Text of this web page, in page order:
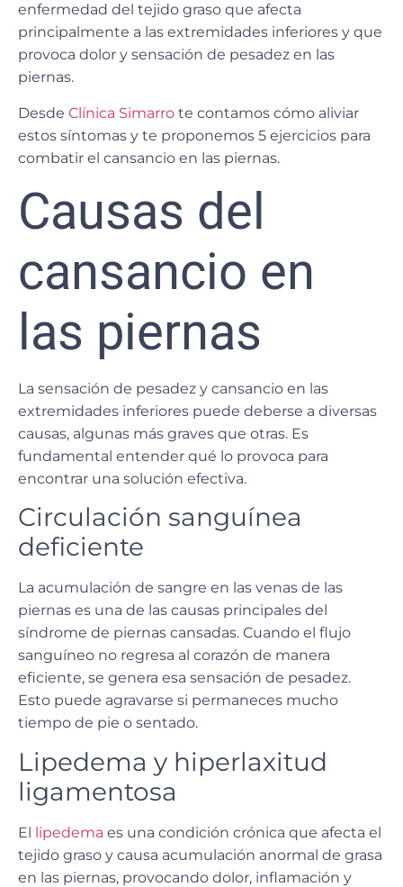
enfermedad del tejido graso que afecta
principalmente a las extremidades inferiores y que
provoca dolor y sensación de pesadez en las
piernas.
Desde Clínica Simarro te contamos cómo aliviar
estos síntomas y te proponemos 5 ejercicios para
combatir el cansancio en las piernas.
Causas del
cansancio en
las piernas
La sensación de pesadez y cansancio en las
extremidades inferiores puede deberse a diversas
causas, algunas más graves que otras. Es
fundamental entender qué lo provoca para
encontrar una solución efectiva.
Circulación sanguínea
deficiente
La acumulación de sangre en las venas de las
piernas es una de las causas principales del
síndrome de piernas cansadas. Cuando el flujo
sanguíneo no regresa al corazón de manera
eficiente, se genera esa sensación de pesadez.
Esto puede agravarse si permaneces mucho
tiempo de pie o sentado.
Lipedema y hiperlaxitud
ligamentosa
El lipedema es una condición crónica que afecta el
tejido graso y causa acumulación anormal de grasa
en las piernas, provocando dolor, inflamación y